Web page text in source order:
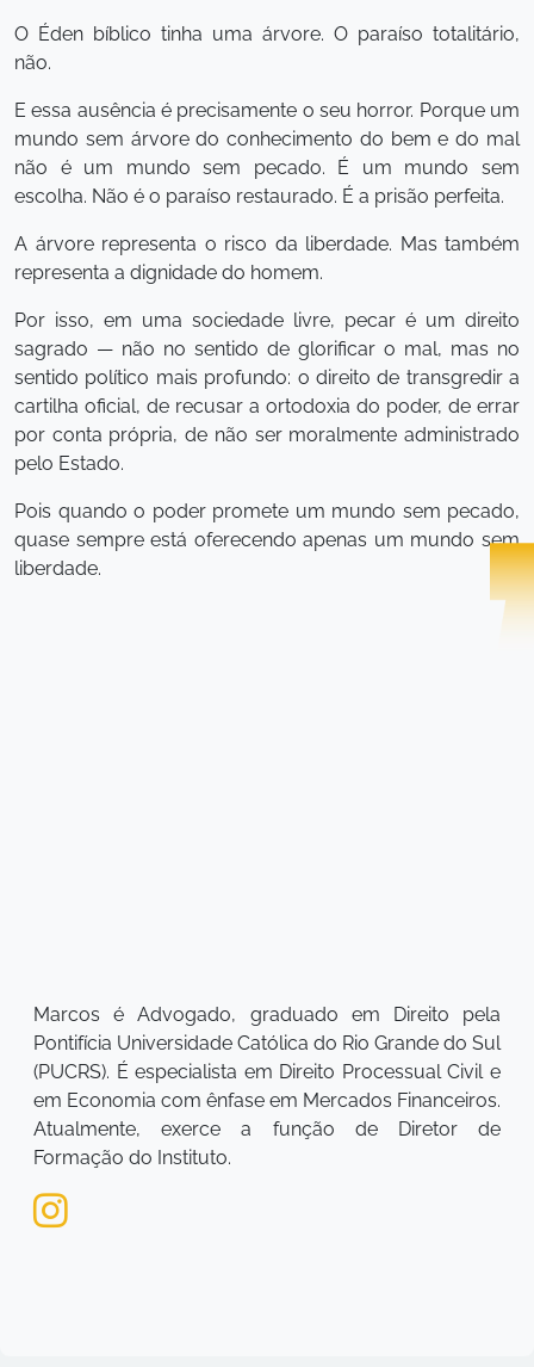
O Éden bíblico tinha uma árvore. O paraíso totalitário,
não.
E essa ausência é precisamente o seu horror. Porque um
mundo sem árvore do conhecimento do bem e do mal
não é um mundo sem pecado. É um mundo sem
escolha. Não é o paraíso restaurado. É a prisão perfeita.
A árvore representa o risco da liberdade. Mas também
representa a dignidade do homem.
Por isso, em uma sociedade livre, pecar é um direito
sagrado — não no sentido de glorificar o mal, mas no
sentido político mais profundo: o direito de transgredir a
cartilha oficial, de recusar a ortodoxia do poder, de errar
por conta própria, de não ser moralmente administrado
pelo Estado.
Pois quando o poder promete um mundo sem pecado,
quase sempre está oferecendo apenas um mundo sem
liberdade.
Marcos é Advogado, graduado em Direito pela
Pontifícia Universidade Católica do Rio Grande do Sul
(PUCRS). É especialista em Direito Processual Civil e
em Economia com ênfase em Mercados Financeiros.
Atualmente, exerce a função de Diretor de
Formação do Instituto.